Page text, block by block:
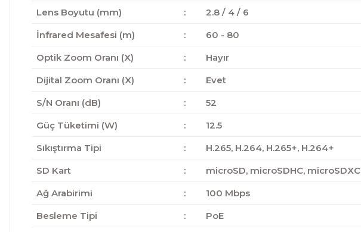
Lens Boyutu (mm)
:
2.8 / 4 / 6
İnfrared Mesafesi (m)
:
60 - 80
Optik Zoom Oranı (X)
:
Hayır
Dijital Zoom Oranı (X)
:
Evet
S/N Oranı (dB)
:
52
Güç Tüketimi (W)
:
12.5
Sıkıştırma Tipi
:
H.265, H.264, H.265+, H.264+
SD Kart
:
microSD, microSDHC, microSDXC
Ağ Arabirimi
:
100 Mbps
Besleme Tipi
:
PoE